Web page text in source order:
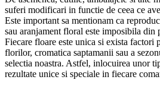
suferi modificari in functie de ceea ce
Este important sa mentionam ca
sau aranjament floral este imposibila din
Fiecare floare este unica si exista factori
florilor, cromatica saptamanii sau a
selectia noastra. Astfel, inlocuirea unor
rezultate unice si speciale in fiecare